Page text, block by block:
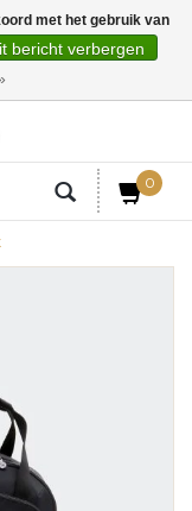
0
met het gebruik van
bericht verbergen